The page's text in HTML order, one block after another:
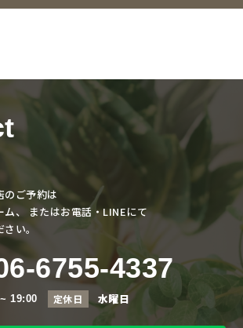
のご予約は
、
またはお電話・LINEにて
い。
6755-4337
19:00 定休日 水曜日